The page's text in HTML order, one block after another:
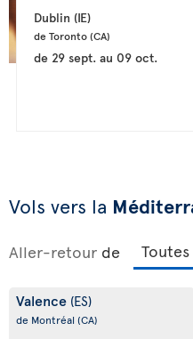
Dublin (IE)
de Toronto (CA)
de 29 sept.au 09 oct.
Vols vers la
Aller-retour de
Valence (ES)
de Montréal (CA)